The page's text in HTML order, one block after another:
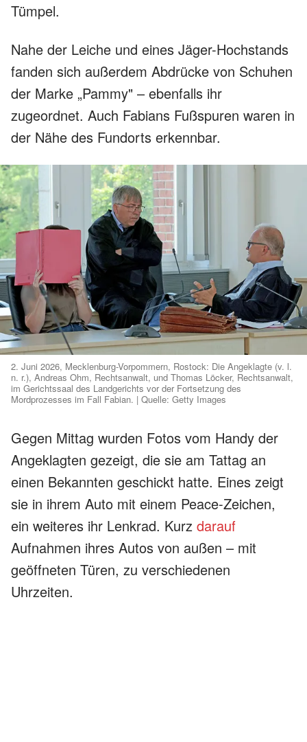
Tümpel.
Nahe der Leiche und eines Jäger-Hochstands
fanden sich außerdem Abdrücke von Schuhen
der Marke „Pammy" – ebenfalls ihr
zugeordnet. Auch Fabians Fußspuren waren in
der Nähe des Fundorts erkennbar.
2. Juni 2026, Mecklenburg-Vorpommern, Rostock: Die Angeklagte (v. l.
n. r.), Andreas Ohm, Rechtsanwalt, und Thomas Löcker, Rechtsanwalt,
im Gerichtssaal des Landgerichts vor der Fortsetzung des
Mordprozesses im Fall Fabian. | Quelle: Getty Images
Gegen Mittag wurden Fotos vom Handy der
Angeklagten gezeigt, die sie am Tattag an
einen Bekannten geschickt hatte. Eines zeigt
sie in ihrem Auto mit einem Peace-Zeichen,
ein weiteres ihr Lenkrad. Kurz darauf
Aufnahmen ihres Autos von außen – mit
geöffneten Türen, zu verschiedenen
Uhrzeiten.